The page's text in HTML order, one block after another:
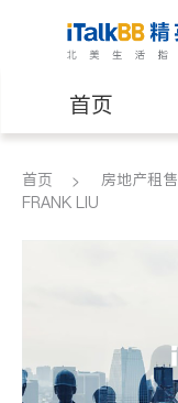
首页
医生
养老
首页 房地产租售
FRANK LIU